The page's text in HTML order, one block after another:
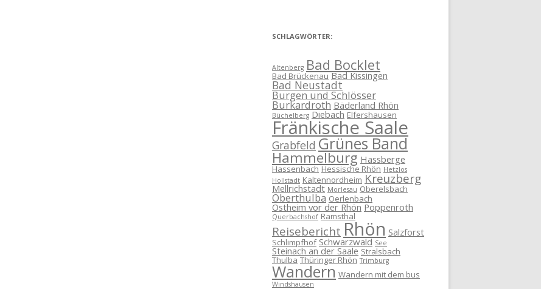
SCHLAGWÖRTER:
Altenberg Bad Bocklet
Bad Brückenau Bad Kissingen
Bad Neustadt
Burgen und Schlösser
Burkardroth Bäderland Rhön
Büchelberg Diebach Elfershausen
Fränkische Saale
Grabfeld Grünes Band
Hammelburg Hassberge
Hassenbach Hessische Rhön Hetzlos
Hollstadt Kaltennordheim Kreuzberg
Mellrichstadt Morlesau Oberelsbach
Oberthulba Oerlenbach
Ostheim vor der Rhön Poppenroth
Querbachshof Ramsthal
ReiseberichtRhön Salzforst
Schlimpfhof Schwarzwald See
Steinach an der Saale Stralsbach
Thulba Thüringer Rhön Trimburg
Wandern Wandern mit dem bus
Windshausen